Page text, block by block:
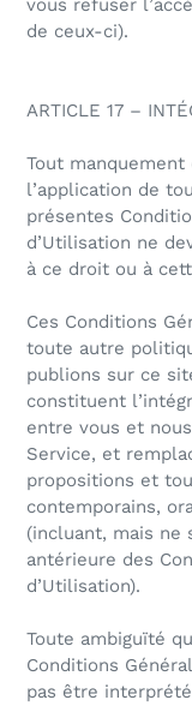
vous refuser
de ceux-ci).
ARTICLE 17 –
Tout manquement
l’application de
présentes
d’Utilisation ne
à ce droit ou à
Ces Conditions
toute autre
publions sur ce
constituent
entre vous et
Service, et
propositions et
contemporains,
(incluant, mais ne
antérieure des
d’Utilisation).
Toute ambiguïté
Conditions
pas être